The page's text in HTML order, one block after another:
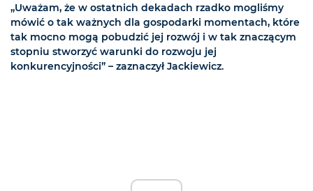
„Uważam, że w ostatnich dekadach rzadko mogliśmy
mówić o tak ważnych dla gospodarki momentach, które
tak mocno mogą pobudzić jej rozwój i w tak znaczącym
stopniu stworzyć warunki do rozwoju jej
konkurencyjności” – zaznaczył Jackiewicz.